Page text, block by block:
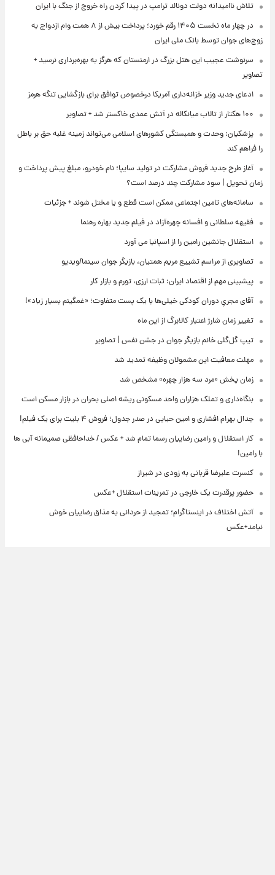
تلاش ناامیدانه‌ دولت دونالد ترامپ در پیدا کردن راه خروج از جنگ با ایران
در چهار ماه نخست ۱۴۰۵ رقم خورد؛ پرداخت بیش از ۸ همت وام ازدواج به
زوج‌های جوان توسط بانک ملی ایران
سرنوشت عجیب این هتل بزرگ در ارمنستان که هرگز به بهره‌برداری نرسید +
تصاویر
ادعای جدید وزیر خزانه‌داری آمریکا درخصوص توافق برای بازگشایی تنگه هرمز
۱۰۰ هکتار از تالاب میانکاله در آتش عمدی خاکستر شد + تصاویر
پزشکیان: وحدت و همبستگی کشورهای اسلامی می‌تواند زمینه غلبه حق بر باطل
را فراهم کند
آغاز طرح جدید فروش مشارکت در تولید سایپا؛ نام خودرو، مبلغ پیش پرداخت و
زمان تحویل | سود مشارکت چند درصد است؟
سامانه‌های تامین اجتماعی ممکن است قطع و یا مختل شوند + جزئیات
فقیهه سلطانی و افسانه چهره‌آزاد در فیلم جدید بهاره رهنما
استقلال جانشین رامین را از اسپانیا می آورد
تصاویری از مراسم تشییع مریم همتیان، بازیگر جوان سینما/ویدیو
پیشبینی مهم از اقتصاد ایران: ثبات ارزی، تورم و بازار کار
آقای مجریِ دوران کودکی خیلی‌ها با یک پست متفاوت؛ «غمگینم بسیار زیاد»!
تغییر زمان شارژ اعتبار کالابرگ از این ماه
تیپ گل‌گلی خانم بازیگر جوان در جشن نفس | تصاویر
مهلت معافیت این مشمولان وظیفه تمدید شد
زمان پخش «مرد سه هزار چهره» مشخص شد
بنگاه‌داری و تملک هزاران واحد مسکونی ریشه اصلی بحران در بازار مسکن است
جدال بهرام افشاری و امین حیایی در صدر جدول؛ فروش ۴ بلیت برای یک فیلم!
کار استقلال و رامین رضاییان رسما تمام شد + عکس / خداحافظی صمیمانه آبی ها
با رامین!
کنسرت علیرضا قربانی به زودی در شیراز
حضور پرقدرت یک خارجی در تمرینات استقلال +عکس
آتش اختلاف در اینستاگرام؛ تمجید از حردانی به مذاق رضاییان خوش
نیامد+عکس